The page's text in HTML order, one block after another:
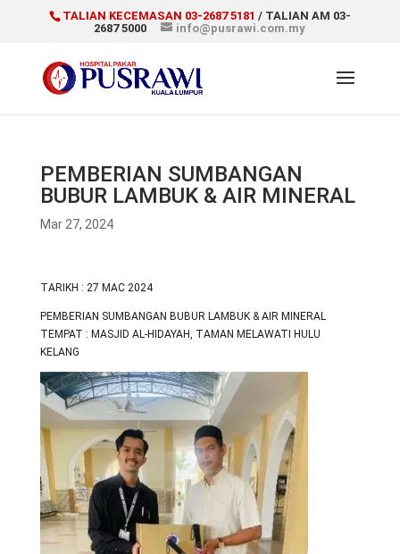
TALIAN KECEMASAN 03-2687 5181 / TALIAN AM 03-
2687 5000
info@pusrawi.com.my
PEMBERIAN SUMBANGAN
BUBUR LAMBUK & AIR MINERAL
Mar 27, 2024
TARIKH : 27 MAC 2024
PEMBERIAN SUMBANGAN BUBUR LAMBUK & AIR MINERAL
TEMPAT : MASJID AL-HIDAYAH, TAMAN MELAWATI HULU
KELANG